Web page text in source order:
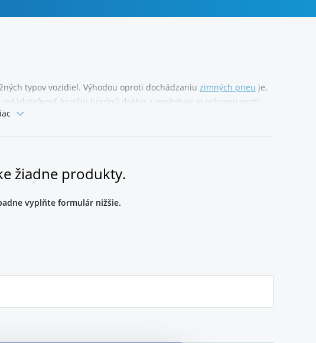
typov vozidiel. Výhodou oproti dochádzaniu zimných pneu je,
kratšiu brzdnú dráhu a poskytuje aj ochranu proti
aj použité.
žiadne produkty.
vyplňte formulár nižšie.